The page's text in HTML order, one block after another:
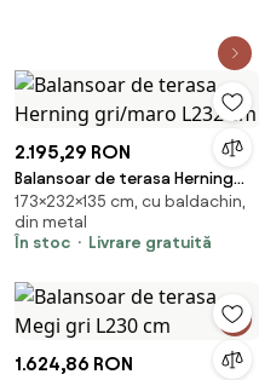
2.195,29 RON
Balansoar de terasa Herning
gri/maro L232 cm
173×232×135 cm, cu baldachin,
din metal
În stoc
Livrare gratuită
1.624,86 RON